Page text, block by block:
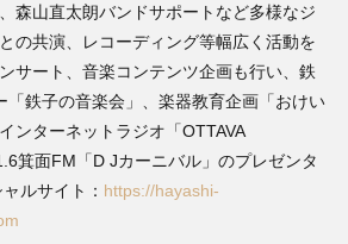
森山直太朗バンドサポートなど多様なジ
の共演、レコーディング等幅広く活動を
サート、音楽コンテンツ企画も行い、鉄
「鉄子の音楽会」、楽器教育企画「おけい
ンターネットラジオ「OTTAVA
箕面FM「D Jカーニバル」のプレゼンタ
ルサイト： https://hayashi-